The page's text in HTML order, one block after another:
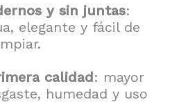
y sin juntas:
elegante y fácil de
calidad: mayor
humedad y uso